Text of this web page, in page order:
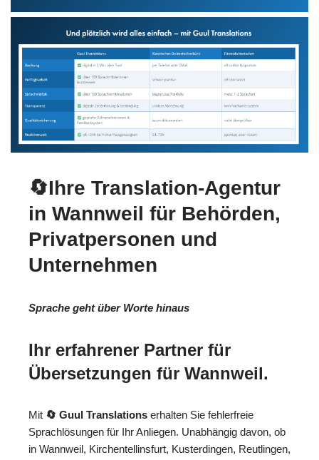
🔄Ihre Translation-Agentur
in Wannweil für Behörden,
Privatpersonen und
Unternehmen
Sprache geht über Worte hinaus
Ihr erfahrener Partner für
Übersetzungen für Wannweil.
Mit 🔄 Guul Translations erhalten Sie fehlerfreie
Sprachlösungen für Ihr Anliegen. Unabhängig davon, ob
in Wannweil, Kirchentellinsfurt, Kusterdingen, Reutlingen,